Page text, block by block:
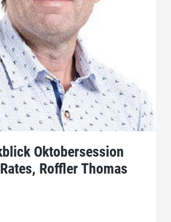
Oktobersession
Roffler Thomas